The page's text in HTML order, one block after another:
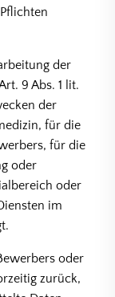
der
9 Abs. 1 lit.
der
für die
für die
oder
oder
im
oder
zurück,